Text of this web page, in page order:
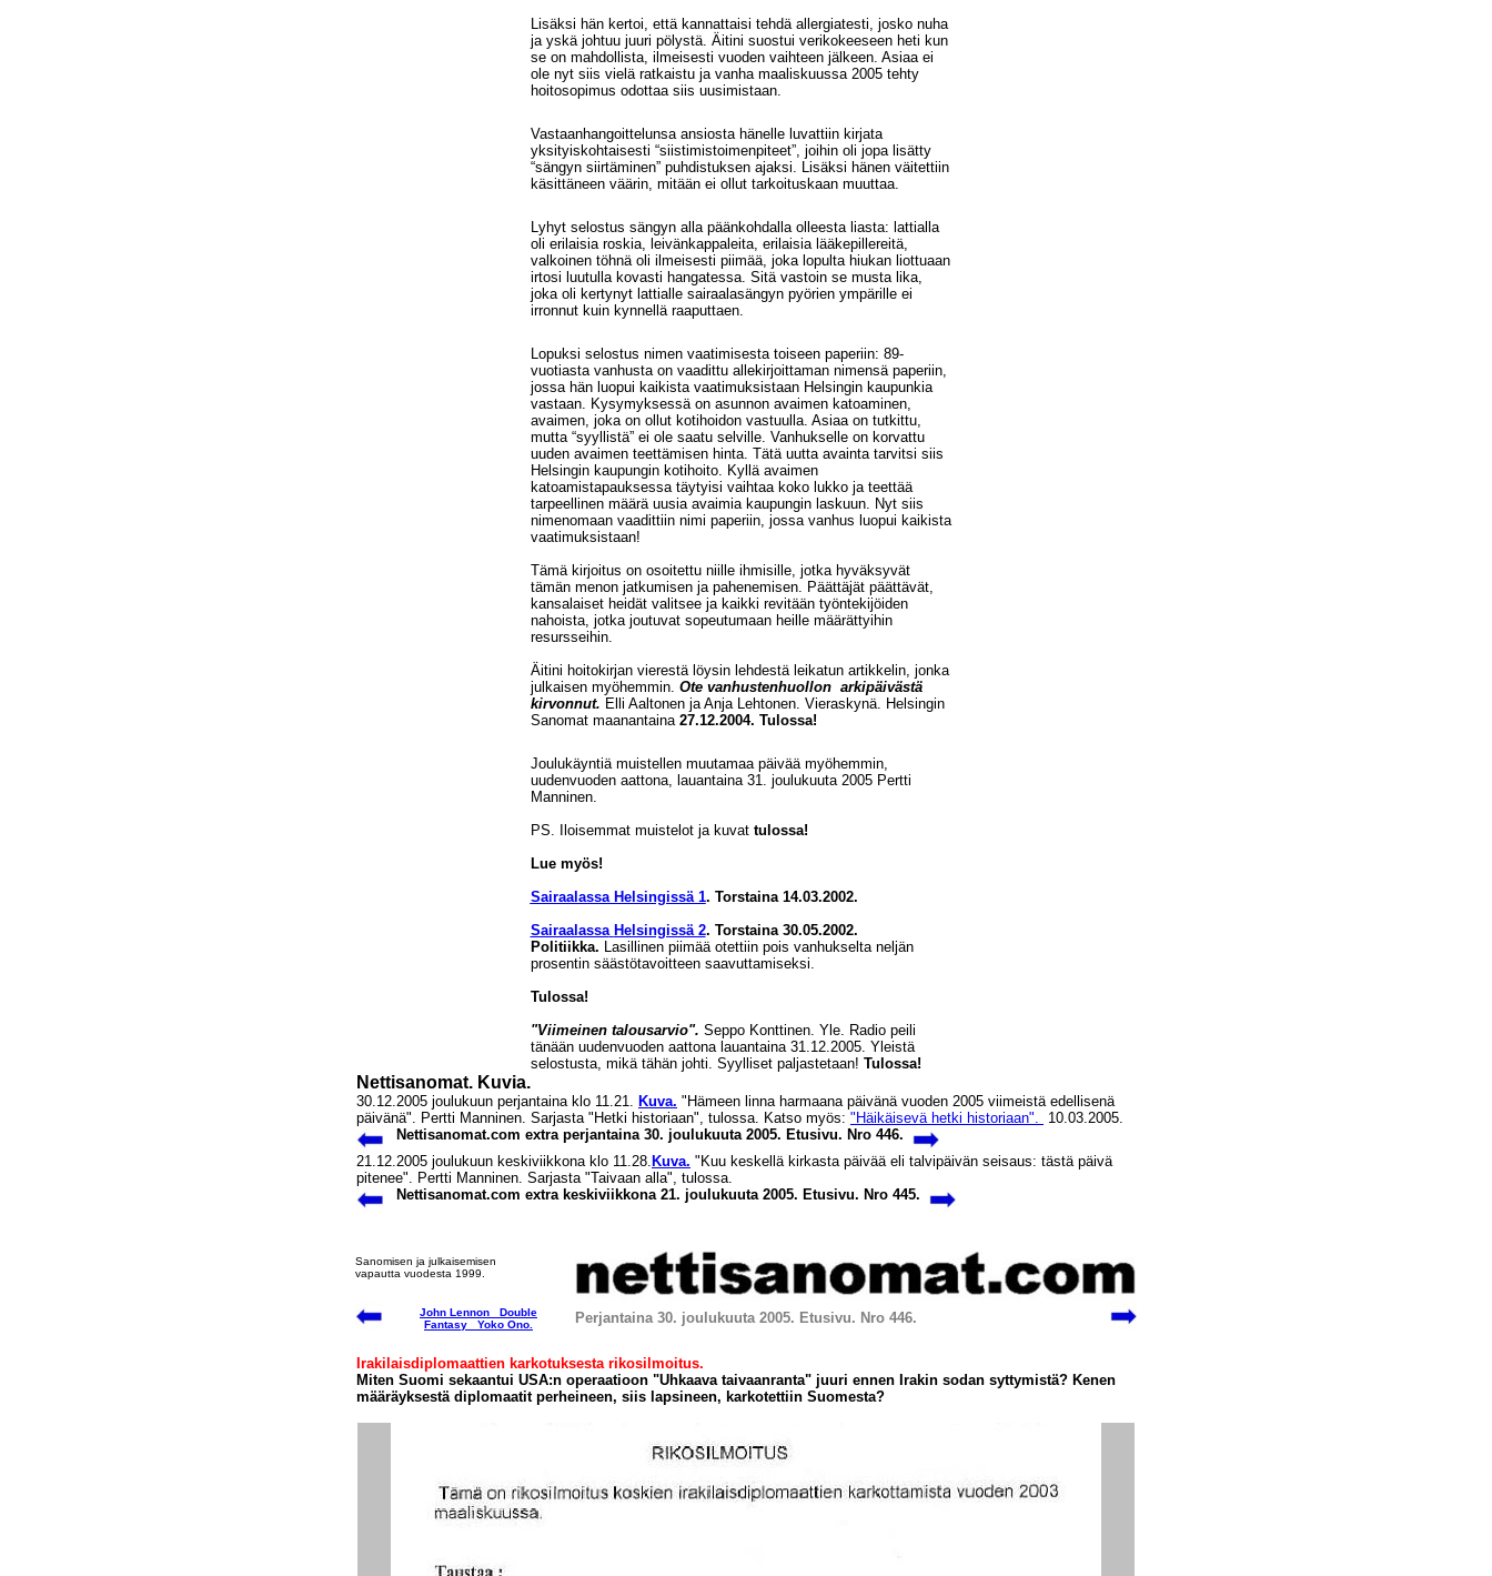
Lisäksi hän kertoi, että kannattaisi tehdä allergiatesti, josko nuha
ja yskä johtuu juuri pölystä. Äitini suostui verikokeeseen heti kun
se on mahdollista, ilmeisesti vuoden vaihteen jälkeen. Asiaa ei
ole nyt siis vielä ratkaistu ja vanha maaliskuussa 2005 tehty
hoitosopimus odottaa siis uusimistaan.
Vastaanhangoittelunsa ansiosta hänelle luvattiin kirjata
yksityiskohtaisesti “siistimistoimenpiteet”, joihin oli jopa lisätty
“sängyn siirtäminen” puhdistuksen ajaksi. Lisäksi hänen väitettiin
käsittäneen väärin, mitään ei ollut tarkoituskaan muuttaa.
Lyhyt selostus sängyn alla päänkohdalla olleesta liasta: lattialla
oli erilaisia roskia, leivänkappaleita, erilaisia lääkepillereitä,
valkoinen töhnä oli ilmeisesti piimää, joka lopulta hiukan liottuaan
irtosi luutulla kovasti hangatessa. Sitä vastoin se musta lika,
joka oli kertynyt lattialle sairaalasängyn pyörien ympärille ei
irronnut kuin kynnellä raaputtaen.
Lopuksi selostus nimen vaatimisesta toiseen paperiin: 89-
vuotiasta vanhusta on vaadittu allekirjoittaman nimensä paperiin,
jossa hän luopui kaikista vaatimuksistaan Helsingin kaupunkia
vastaan. Kysymyksessä on asunnon avaimen katoaminen,
avaimen, joka on ollut kotihoidon vastuulla. Asiaa on tutkittu,
mutta “syyllistä” ei ole saatu selville. Vanhukselle on korvattu
uuden avaimen teettämisen hinta. Tätä uutta avainta tarvitsi siis
Helsingin kaupungin kotihoito. Kyllä avaimen
katoamistapauksessa täytyisi vaihtaa koko lukko ja teettää
tarpeellinen määrä uusia avaimia kaupungin laskuun. Nyt siis
nimenomaan vaadittiin nimi paperiin, jossa vanhus luopui kaikista
vaatimuksistaan!
Tämä kirjoitus on osoitettu niille ihmisille, jotka hyväksyvät
tämän menon jatkumisen ja pahenemisen. Päättäjät päättävät,
kansalaiset heidät valitsee ja kaikki revitään työntekijöiden
nahoista, jotka joutuvat sopeutumaan heille määrättyihin
resursseihin.
Äitini hoitokirjan vierestä löysin lehdestä leikatun artikkelin, jonka
julkaisen myöhemmin. Ote vanhustenhuollon arkipäivästä
kirvonnut. Elli Aaltonen ja Anja Lehtonen. Vieraskynä. Helsingin
Sanomat maanantaina 27.12.2004. Tulossa!
Joulukäyntiä muistellen muutamaa päivää myöhemmin,
uudenvuoden aattona, lauantaina 31. joulukuuta 2005 Pertti
Manninen.
PS. Iloisemmat muistelot ja kuvat tulossa!
Lue myös!
Sairaalassa Helsingissä 1. Torstaina 14.03.2002.
Sairaalassa Helsingissä 2. Torstaina 30.05.2002.
Politiikka. Lasillinen piimää otettiin pois vanhukselta neljän
prosentin säästötavoitteen saavuttamiseksi.
Tulossa!
"Viimeinen talousarvio". Seppo Konttinen. Yle. Radio peili
tänään uudenvuoden aattona lauantaina 31.12.2005. Yleistä
selostusta, mikä tähän johti. Syylliset paljastetaan! Tulossa!
Nettisanomat. Kuvia.
30.12.2005 joulukuun perjantaina klo 11.21. Kuva. "Hämeen linna harmaana päivänä vuoden 2005 viimeistä edellisenä
päivänä". Pertti Manninen. Sarjasta "Hetki historiaan", tulossa. Katso myös: "Häikäisevä hetki historiaan".
10.03.2005.
Nettisanomat.com extra perjantaina 30. joulukuuta 2005. Etusivu. Nro 446.
21.12.2005 joulukuun keskiviikkona klo 11.28. Kuva. "Kuu keskellä kirkasta päivää eli talvipäivän seisaus: tästä päivä
pitenee". Pertti Manninen. Sarjasta "Taivaan alla", tulossa.
Nettisanomat.com extra keskiviikkona 21. joulukuuta 2005. Etusivu. Nro 445.
Sanomisen ja julkaisemisen
vapautta vuodesta 1999.
John Lennon Double
Fantasy Yoko Ono.
Perjantaina 30. joulukuuta 2005. Etusivu. Nro 446.
Irakilaisdiplomaattien karkotuksesta rikosilmoitus.
Miten Suomi sekaantui USA:n operaatioon "Uhkaava taivaanranta" juuri ennen Irakin sodan syttymistä? Kenen
määräyksestä diplomaatit perheineen, siis lapsineen, karkotettiin Suomesta?